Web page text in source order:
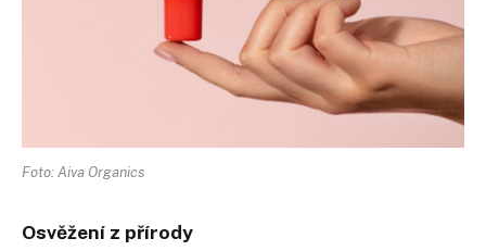
Foto: Aiva Organics
Osvěžení z přírody